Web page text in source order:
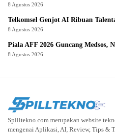
8 Agustus 2026
Telkomsel Genjot AI Ribuan
8 Agustus 2026
Piala AFF 2026 Guncang Medsos,
8 Agustus 2026
Spilltekno.com merupakan website
mengenai Aplikasi, AI, Review, Tips &